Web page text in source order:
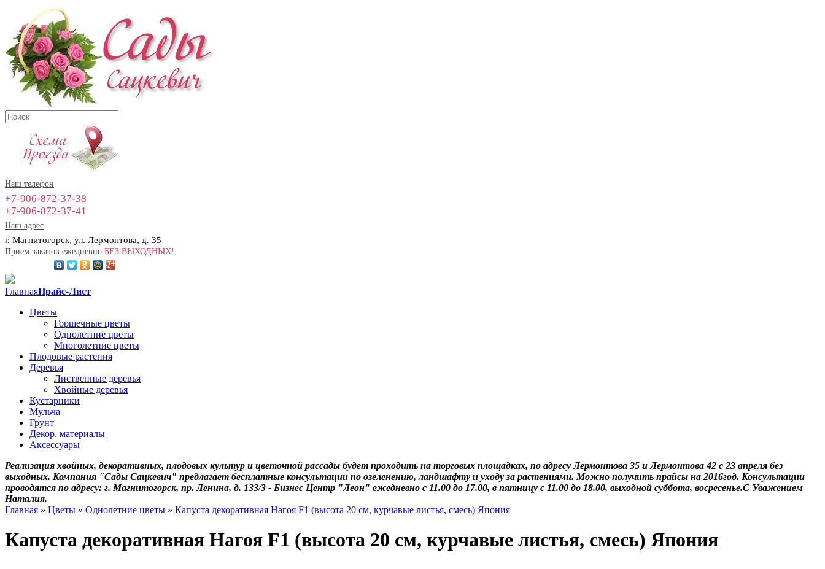
Наш телефон
+7-906-872-37-38
+7-906-872-37-41
Наш адрес
г. Магнитогорск, ул. Лермонтова, д. 35
Прием заказов ежедневно БЕЗ ВЫХОДНЫХ!
ГлавнаяПрайс-Лист
Цветы
Горшечные цветы
Однолетние цветы
Многолетние цветы
Плодовые растения
Деревья
Лиственные деревья
Хвойные деревья
Кустарники
Мульча
Грунт
Декор. материалы
Аксессуары
Реализация хвойных, декоративных, плодовых культур и цветочной рассады будет проходить на торговых площадках, по адресу Лермонтова 35 и Лермонтова 42 с 23 апреля без
выходных. Компания "Сады Сацкевич" предлагает бесплатные консультации по озеленению, ландшафту и уходу за растениями. Можно получить прайсы на 2016год. Консультации
проводятся по адресу: г. Магнитогорск, пр. Ленина, д. 133/3 - Бизнес Центр "Леон" ежедневно с 11.00 до 17.00, в пятницу с 11.00 до 18.00, выходной суббота, восресенье.С Уважением
Наталия.
Главная » Цветы » Однолетние цветы » Капуста декоративная Нагоя F1 (высота 20 см, курчавые листья, смесь) Япония
Капуста декоративная Нагоя F1 (высота 20 см, курчавые листья, смесь) Япония